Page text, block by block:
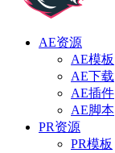
AE资源
AE模板
AE下载
AE插件
AE脚本
PR资源
PR模板